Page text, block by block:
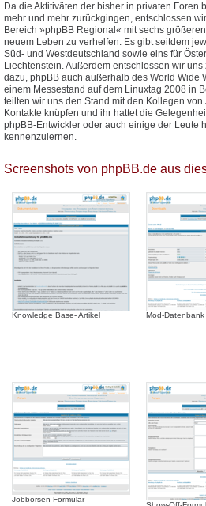
Da die Aktitiväten der bisher in privaten Foren
mehr und mehr zurückgingen, entschlossen
Bereich »phpBB Regional« mit sechs
neuem Leben zu verhelfen. Es gibt seitdem
Süd- und Westdeutschland sowie eins für
Liechtenstein. Außerdem entschlossen wir
dazu, phpBB auch außerhalb des World Wide
einem Messestand auf dem Linuxtag 2008 in
teilten wir uns den Stand mit den Kollegen
Kontakte knüpfen und ihr hattet die
phpBB-Entwickler oder auch einige der Leute
kennenzulernen.
Screenshots von phpBB.de aus
Knowledge Base- Artikel Mod-Datenbank
Jobbörsen-Formular